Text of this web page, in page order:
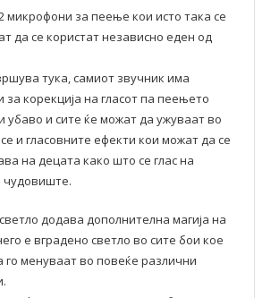
микрофони за пеење кои исто така се
да се користат независно еден од
тука, самиот звучник има
за корекција на гласот па пеењето
убаво и сите ќе можат да ужуваат во
и гласовните ефекти кои можат да се
на децата како што се глас на
додава дополнителна магија на
е вградено светло во сите бои кое
менуваат во повеќе различни